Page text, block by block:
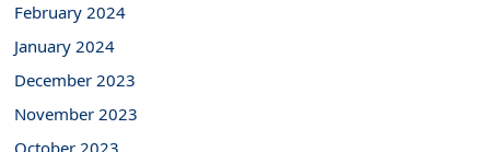
February 2024
January 2024
December 2023
November 2023
October 2023